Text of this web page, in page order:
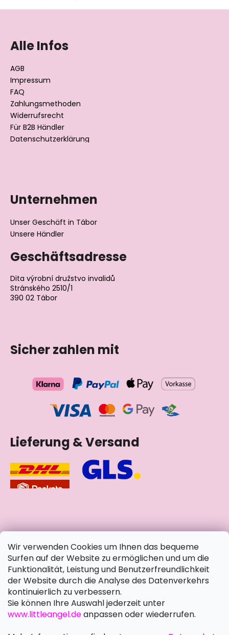
Wir verwenden Cookies um Ihnen das bequeme
Surfen auf der Website zu ermöglichen und um die
Funktionalität, Leistung und Benutzerfreundlichkeit
der Website durch die Analyse des Datenverkehrs
kontinuierlich zu verbessern.
Sie können Ihre Auswahl jederzeit unter
www.littleangel.deanpassen oder wiederrufen.
F
Alle Infos
AGB
Impressum
FAQ
Zahlungsmethoden
Widerrufsrecht
Für B2B Händler
Datenschutzerklärung
Unternehmen
Unser Geschäft in Tábor
Unsere Händler
Geschäftsadresse
Dita výrobní družstvo invalidů
Stránského 2510/1
390 02 Tábor
Sicher zahlen mit
Lieferung & Versand
soziale Netzwerke